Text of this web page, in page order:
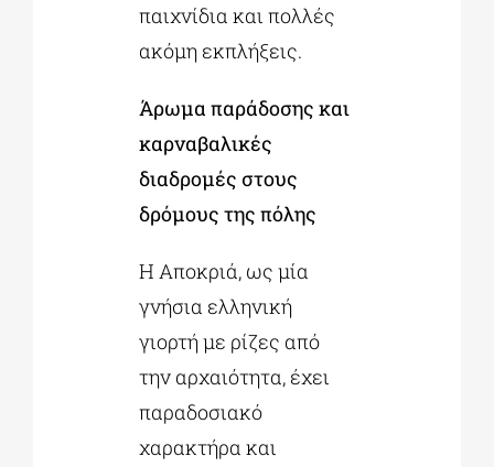
παιχνίδια και πολλές
ακόμη εκπλήξεις.
Άρωμα παράδοσης και
καρναβαλικές
διαδρομές στους
δρόμους της πόλης
Η Αποκριά, ως μία
γνήσια ελληνική
γιορτή με ρίζες από
την αρχαιότητα, έχει
παραδοσιακό
χαρακτήρα και